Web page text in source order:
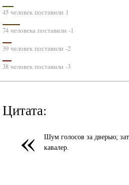
45 человек поставили 1
74 человека поставили -1
39 человек поставили -2
38 человек поставили -3
Цитата:
«
Шум голосов за дверью;
кавалер.